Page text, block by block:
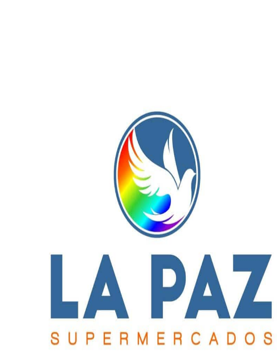
(6)